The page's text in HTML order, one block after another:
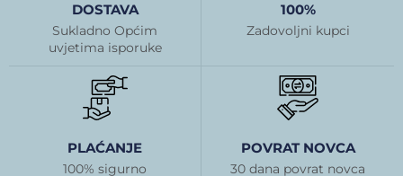
DOSTAVA
Sukladno Općim
uvjetima isporuke
100%
Zadovoljni kupci
PLAĆANJE
100% sigurno
POVRAT NOVCA
30 dana povrat novca